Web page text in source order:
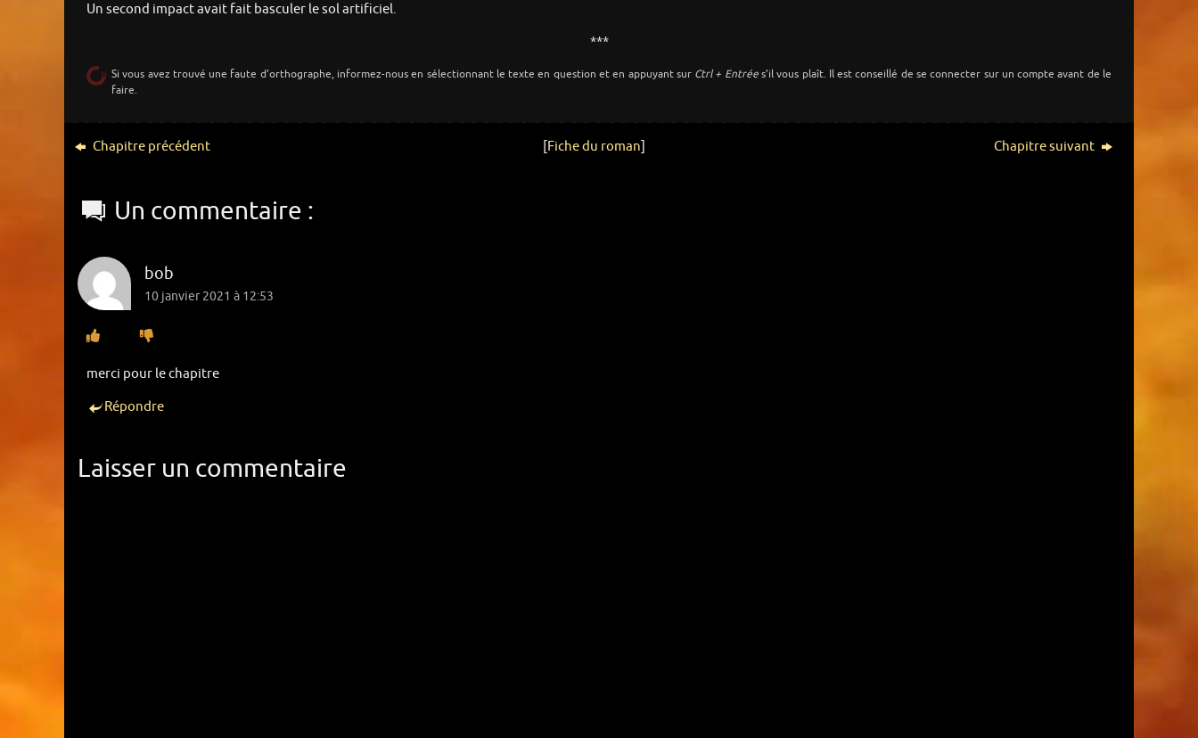
Un second impact avait fait basculer le sol artificiel.
***
Si vous avez trouvé une faute d’orthographe, informez-nous en sélectionnant le texte en question et en appuyant sur Ctrl + Entrées’il vous plaît. Il est conseillé de se connecter sur un compte avant de le
faire.
Chapitre précédent [Fiche du roman] Chapitre suivant
Un commentaire :
bob
10 janvier 2021 à 12:53
merci pour le chapitre
Répondre
Laisser un commentaire